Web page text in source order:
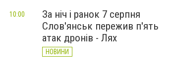
За ніч і ранок 7 серпня
Слов'янськ пережив п'ять
атак дронів - Лях
НОВИНИ
10:00